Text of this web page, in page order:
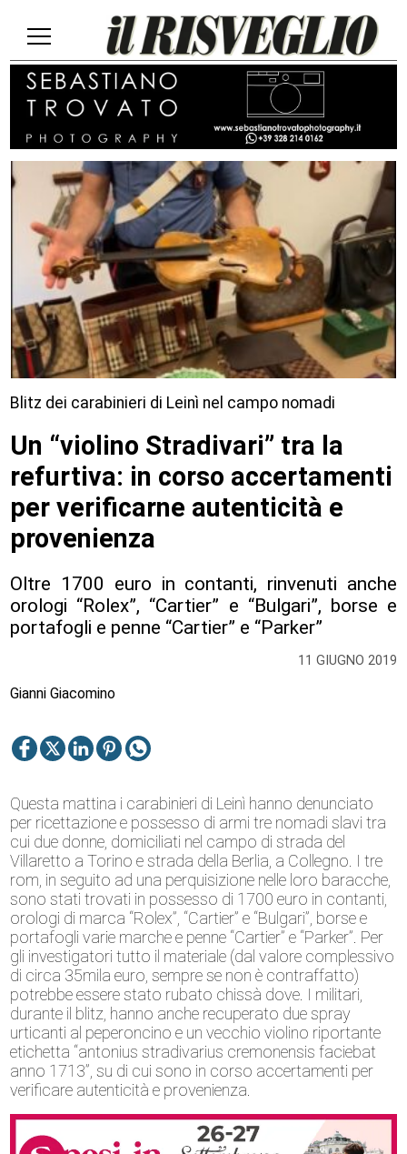
11 GIUGNO 2019
Blitz dei carabinieri di Leinì nel campo nomadi
Un “violino Stradivari” tra la
refurtiva: in corso accertamenti
per verificarne autenticità e
provenienza
Oltre 1700 euro in contanti, rinvenuti anche
orologi “Rolex”, “Cartier” e “Bulgari”, borse e
portafogli e penne “Cartier” e “Parker”
Gianni Giacomino
Questa mattina i carabinieri di Leinì hanno denunciato
per ricettazione e possesso di armi tre nomadi slavi tra
cui due donne, domiciliati nel campo di strada del
Villaretto a Torino e strada della Berlia, a Collegno. I tre
rom, in seguito ad una perquisizione nelle loro baracche,
sono stati trovati in possesso di 1700 euro in contanti,
orologi di marca “Rolex”, “Cartier” e “Bulgari”, borse e
portafogli varie marche e penne “Cartier” e “Parker”. Per
gli investigatori tutto il materiale (dal valore complessivo
di circa 35mila euro, sempre se non è contraffatto)
potrebbe essere stato rubato chissà dove. I militari,
durante il blitz, hanno anche recuperato due spray
urticanti al peperoncino e un vecchio violino riportante
etichetta “antonius stradivarius cremonensis faciebat
anno 1713”, su di cui sono in corso accertamenti per
verificare autenticità e provenienza.